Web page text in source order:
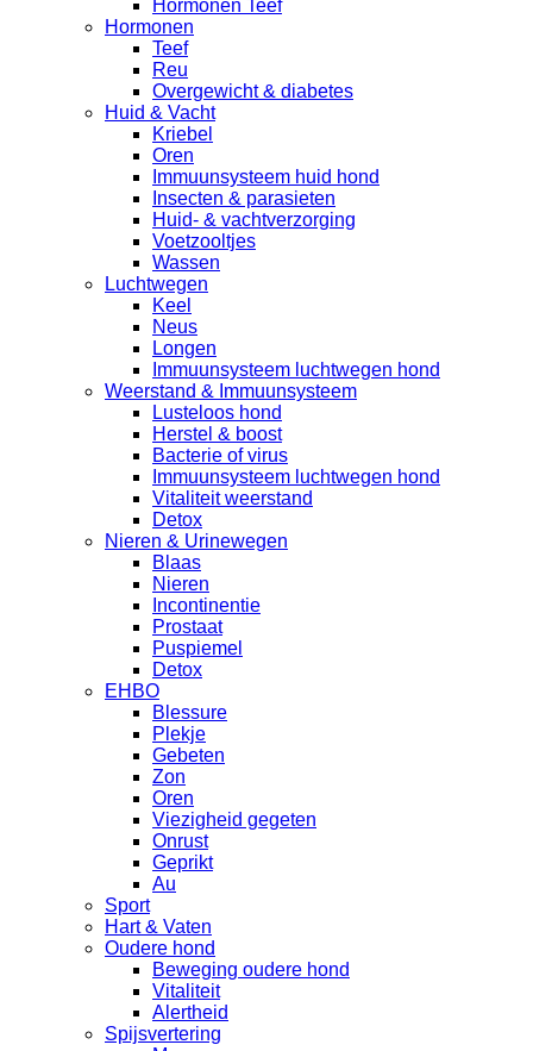
Hormonen Teef
Hormonen
Teef
Reu
Overgewicht & diabetes
Huid & Vacht
Kriebel
Oren
Immuunsysteem huid hond
Insecten & parasieten
Huid- & vachtverzorging
Voetzooltjes
Wassen
Luchtwegen
Keel
Neus
Longen
Immuunsysteem luchtwegen hond
Weerstand & Immuunsysteem
Lusteloos hond
Herstel & boost
Bacterie of virus
Immuunsysteem luchtwegen hond
Vitaliteit weerstand
Detox
Nieren & Urinewegen
Blaas
Nieren
Incontinentie
Prostaat
Puspiemel
Detox
EHBO
Blessure
Plekje
Gebeten
Zon
Oren
Viezigheid gegeten
Onrust
Geprikt
Au
Sport
Hart & Vaten
Oudere hond
Beweging oudere hond
Vitaliteit
Alertheid
Spijsvertering